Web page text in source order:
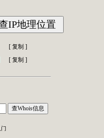
[ 复制 ]
[ 复制 ]